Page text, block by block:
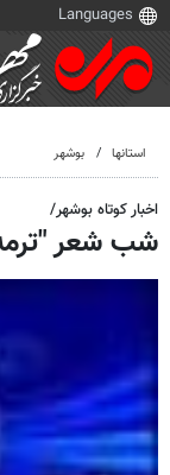
استانها بوشهر
اخبار کوتاه بوشهر/
شب شعر "ترمه و تغزل2"